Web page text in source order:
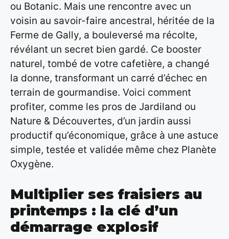
ou Botanic. Mais une rencontre avec un
voisin au savoir-faire ancestral, héritée de la
Ferme de Gally, a bouleversé ma récolte,
révélant un secret bien gardé. Ce booster
naturel, tombé de votre cafetière, a changé
la donne, transformant un carré d’échec en
terrain de gourmandise. Voici comment
profiter, comme les pros de Jardiland ou
Nature & Découvertes, d’un jardin aussi
productif qu’économique, grâce à une astuce
simple, testée et validée même chez Planète
Oxygène.
Multiplier ses fraisiers au
printemps : la clé d’un
démarrage explosif